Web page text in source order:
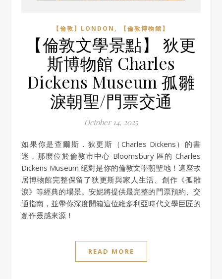
【倫敦】LONDON , 【倫敦博物館】
【倫敦文學景點】 狄更
斯博物館 Charles
Dickens Museum 孤雛
淚朝聖/門票交通
October 14, 2025
如果你是查爾斯．狄更斯（Charles Dickens）的書
迷，那麼位於倫敦市中心 Bloomsbury 區的 Charles
Dickens Museum 絕對是你的倫敦文學朝聖地！這座故
居博物館完整保留了狄更斯與家人生活、創作《孤雛
淚》等經典的場景。安妮將提供最完整的門票預約、交
通指南，並帶你深度開箱這位維多利亞時代文學巨匠的
創作靈感來源！
READ MORE